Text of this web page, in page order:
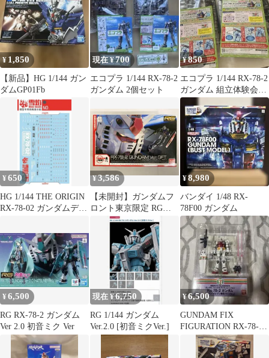
¥ 1,850
【新品】HG 1/144 ガン
ダムGP01Fb
現在 ¥700
エコプラ 1/144 RX-78-2
ガンダム 2個セット
¥850
エコプラ 1/144 RX-78-2
ガンダム 組立体験会
Ver 2個セット
¥650
HG 1/144 THE ORIGIN
RX-78-02 ガンダムデカ
¥3,586
【未開封】ガンダムフ
ロント東京限定 RG
1/144 RX-78-2 ガンダム
¥8,980
バンダイ 1/48 RX-
78F00 ガンダム
¥6,500
RG RX-78-2 ガンダム
Ver 2.0 初音ミク Ver
現在 ¥6,750
RG 1/144 ガンダム
Ver.2.0 [初音ミクVer.]
¥6,500
GUNDAM FIX
FIGURATION RX-78-2
ガンダム 67